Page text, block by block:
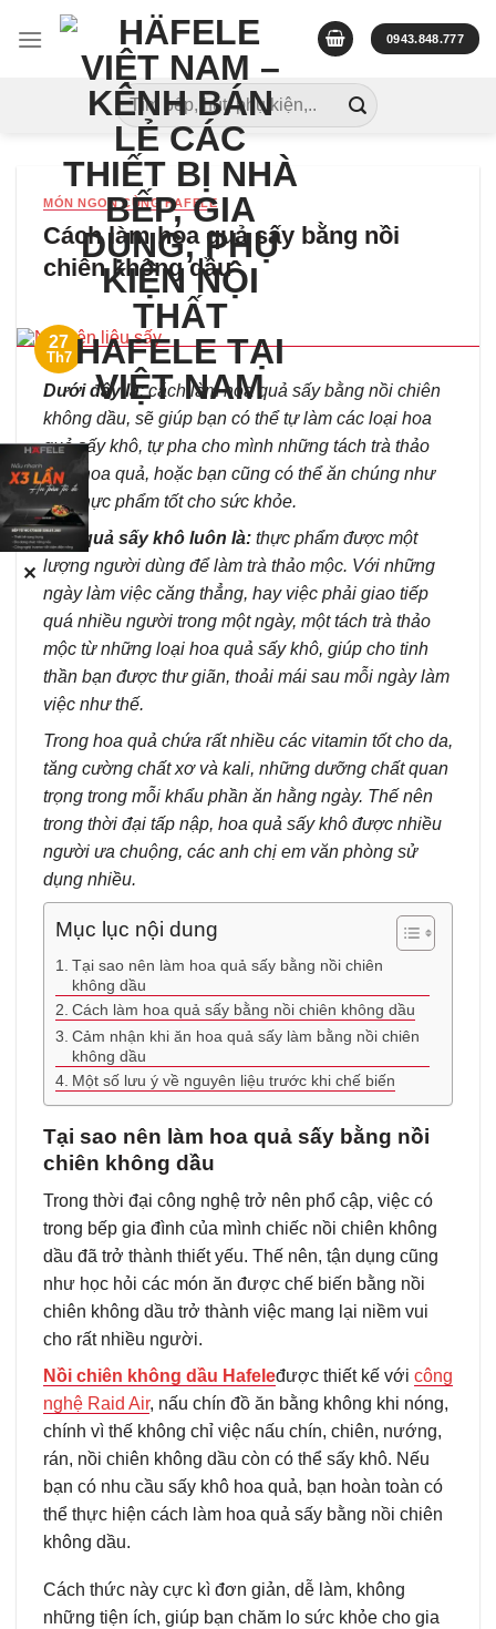
0943.848.777
Tìm
kiếm:
MÓN NGON CÙNG HAFELE
Cách làm hoa quả sấy bằng nồi
chiên không dầu
27
Th7
Dưới đây là: cách làm hoa quả sấy bằng nồi chiên
không dầu, sẽ giúp bạn có thể tự làm các loại hoa
quả sấy khô, tự pha cho mình những tách trà thảo
mộc hoa quả, hoặc bạn cũng có thể ăn chúng như
một thực phẩm tốt cho sức khỏe.
Hoa quả sấy khô luôn là: thực phẩm được một
lượng người dùng để làm trà thảo mộc. Với những
ngày làm việc căng thẳng, hay việc phải giao tiếp
quá nhiều người trong một ngày, một tách trà thảo
mộc từ những loại hoa quả sấy khô, giúp cho tinh
thần bạn được thư giãn, thoải mái sau mỗi ngày làm
việc như thế.
Trong hoa quả chứa rất nhiều các vitamin tốt cho da,
tăng cường chất xơ và kali, những dưỡng chất quan
trọng trong mỗi khẩu phần ăn hằng ngày. Thế nên
trong thời đại tấp nập, hoa quả sấy khô được nhiều
người ưa chuộng, các anh chị em văn phòng sử
dụng nhiều.
Mục lục nội dung
Tại sao nên làm hoa quả sấy bằng nồi chiên
không dầu
Cách làm hoa quả sấy bằng nồi chiên không dầu
Cảm nhận khi ăn hoa quả sấy làm bằng nồi chiên
không dầu
Một số lưu ý về nguyên liệu trước khi chế biến
Tại sao nên làm hoa quả sấy bằng nồi
chiên không dầu
Trong thời đại công nghệ trở nên phổ cập, việc có
trong bếp gia đình của mình chiếc nồi chiên không
dầu đã trở thành thiết yếu. Thế nên, tận dụng cũng
như học hỏi các món ăn được chế biến bằng nồi
chiên không dầu trở thành việc mang lại niềm vui
cho rất nhiều người.
Nồi chiên không dầu Hafeleđược thiết kế với công
nghệ Raid Air, nấu chín đồ ăn bằng không khi nóng,
chính vì thế không chỉ việc nấu chín, chiên, nướng,
rán, nồi chiên không dầu còn có thể sấy khô. Nếu
bạn có nhu cầu sấy khô hoa quả, bạn hoàn toàn có
thể thực hiện cách làm hoa quả sấy bằng nồi chiên
không dầu.
Cách thức này cực kì đơn giản, dễ làm, không
những tiện ích, giúp bạn chăm lo sức khỏe cho gia
✕